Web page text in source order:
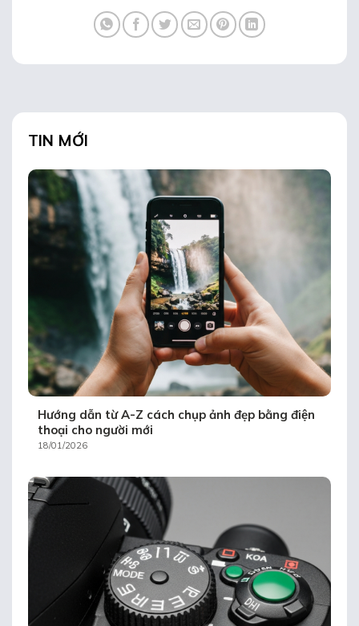
TIN MỚI
Hướng dẫn từ A-Z cách chụp ảnh đẹp bằng điện
thoại cho người mới
18/01/2026